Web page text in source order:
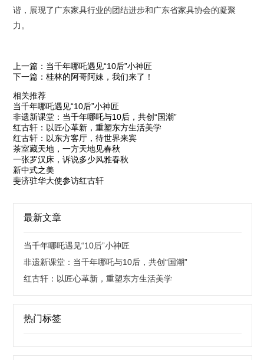
谐，展现了广东家具行业的团结进步和广东省家具协会的凝聚
力。
上一篇：当千年哪吒遇见“10后”小神匠
下一篇：桂林的阿哥阿妹，我们来了！
相关推荐
当千年哪吒遇见“10后”小神匠
非遗新课堂：当千年哪吒与10后，共创“国潮”
红古轩：以匠心革新，重塑东方生活美学
红古轩：以东方客厅，待世界来宾
茶室藏天地，一方天地见春秋
一张罗汉床，诉说多少风雅春秋
新中式之美
斐济驻华大使参访红古轩
最新文章
当千年哪吒遇见“10后”小神匠
非遗新课堂：当千年哪吒与10后，共创“国潮”
红古轩：以匠心革新，重塑东方生活美学
热门标签